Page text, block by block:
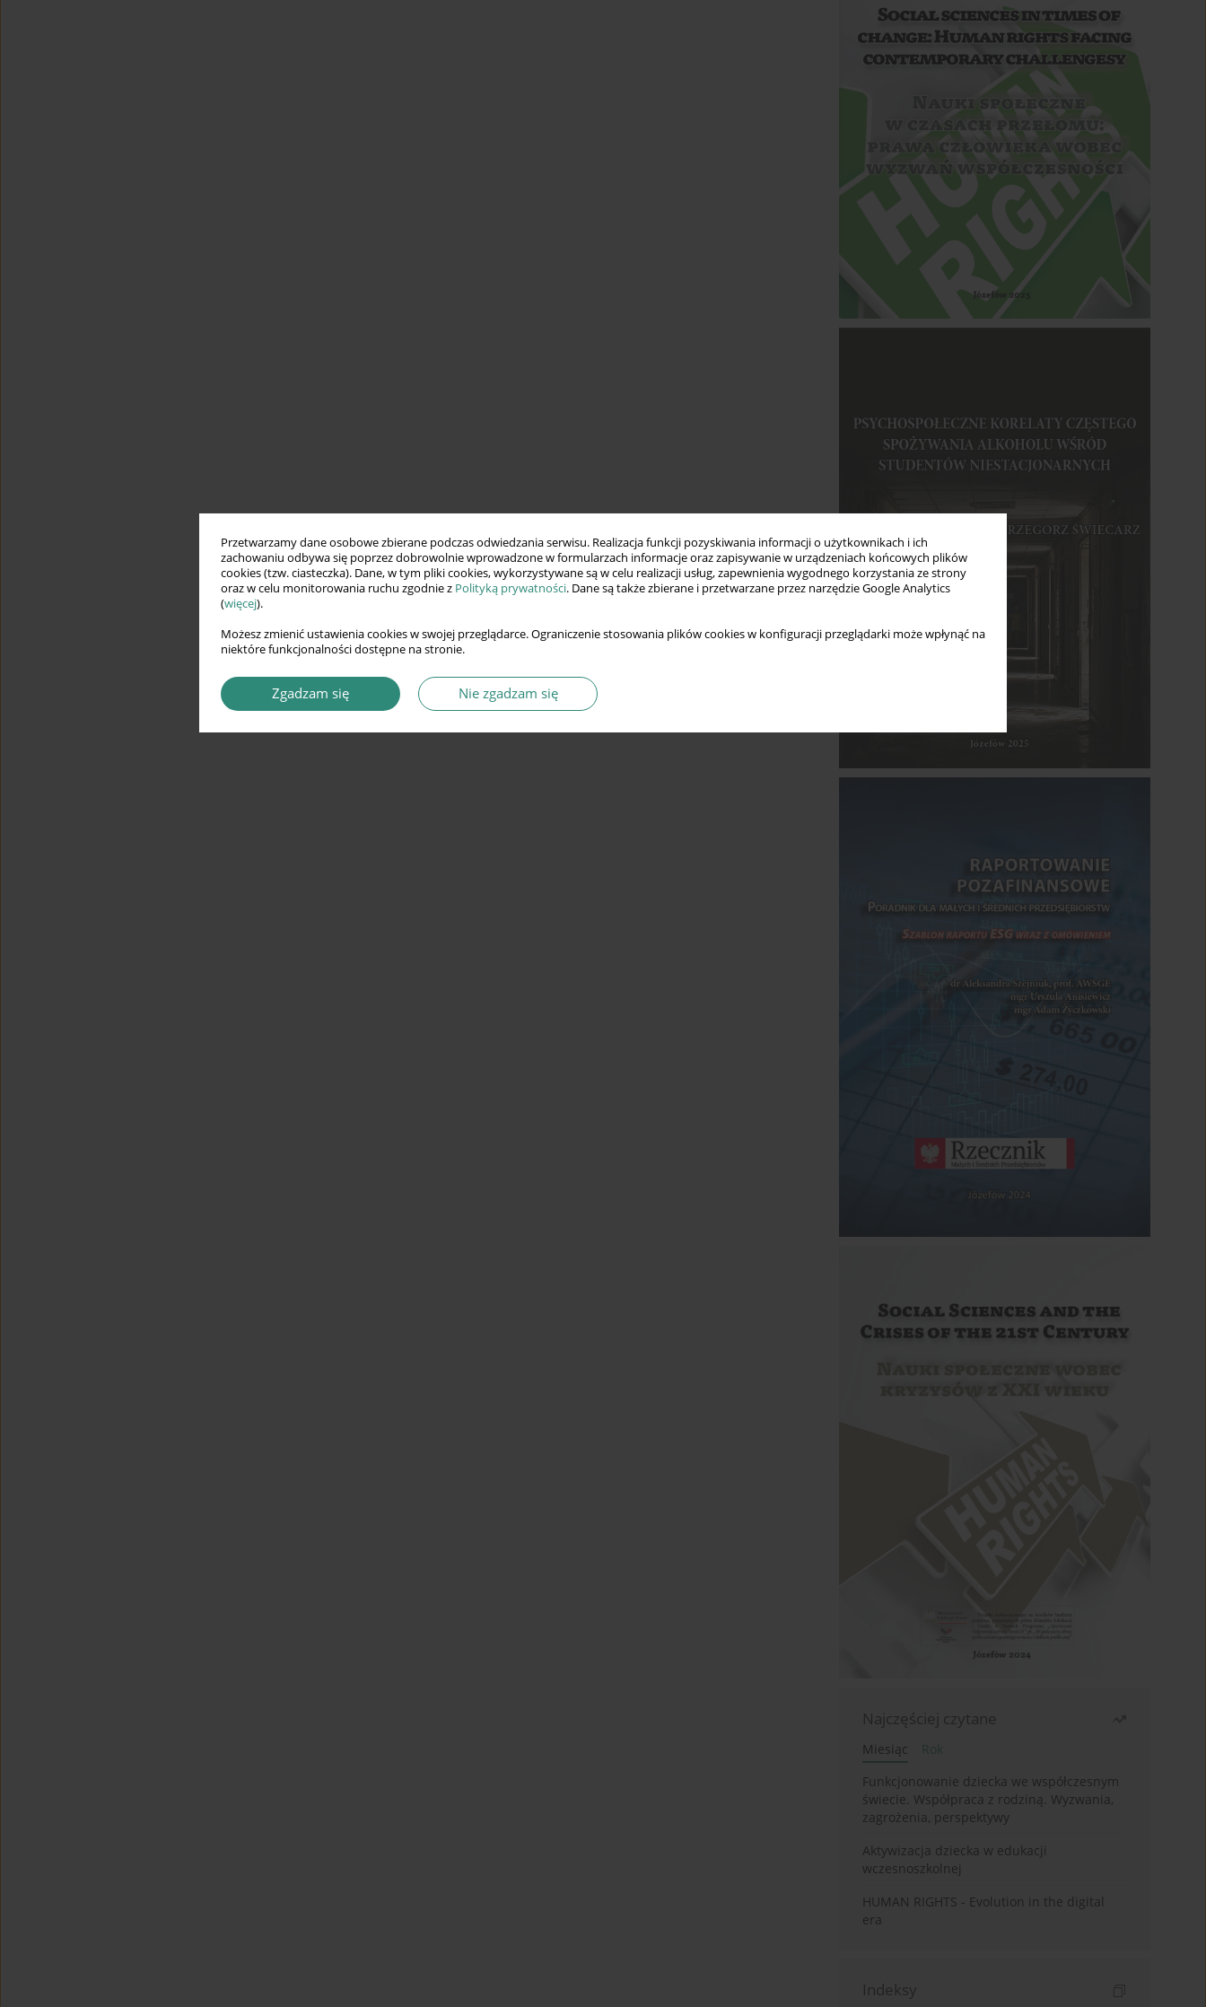
Przetwarzamy dane osobowe zbierane podczas odwiedzania serwisu. Realizacja funkcji pozyskiwania informacji o użytkownikach i ich
zachowaniu odbywa się poprzez dobrowolnie wprowadzone w formularzach informacje oraz zapisywanie w urządzeniach końcowych plików
cookies (tzw. ciasteczka). Dane, w tym pliki cookies, wykorzystywane są w celu realizacji usług, zapewnienia wygodnego korzystania ze strony
oraz w celu monitorowania ruchu zgodnie z Polityką prywatności. Dane są także zbierane i przetwarzane przez narzędzie Google Analytics
(więcej).
Możesz zmienić ustawienia cookies w swojej przeglądarce. Ograniczenie stosowania plików cookies w konfiguracji przeglądarki może wpłynąć na
niektóre funkcjonalności dostępne na stronie.
Zgadzam się Nie zgadzam się
Najczęściej czytane
Miesiąc
Rok
Funkcjonowanie dziecka we współczesnym
świecie. Współpraca z rodziną. Wyzwania,
zagrożenia, perspektywy
Aktywizacja dziecka w edukacji
wczesnoszkolnej
HUMAN RIGHTS - Evolution in the digital
era
Indeksy